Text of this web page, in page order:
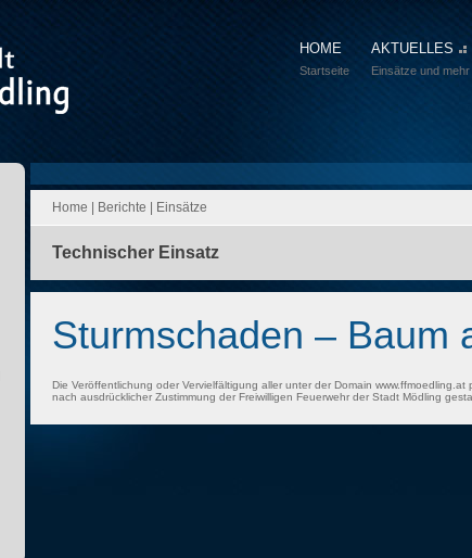
HOME
Startseite
AKTUELLES
Einsätze und mehr
Home Berichte Einsätze
Technischer Einsatz
Sturmschaden – Baum
Die Veröffentlichung oder Vervielfältigung aller unter der Domain
nach ausdrücklicher Zustimmung der Freiwilligen Feuerwehr der Stadt Mödling